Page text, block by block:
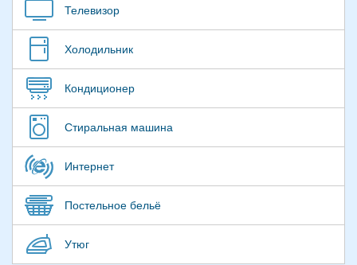
Телевизор
Холодильник
Кондиционер
Стиральная машина
Интернет
Постельное бельё
Утюг